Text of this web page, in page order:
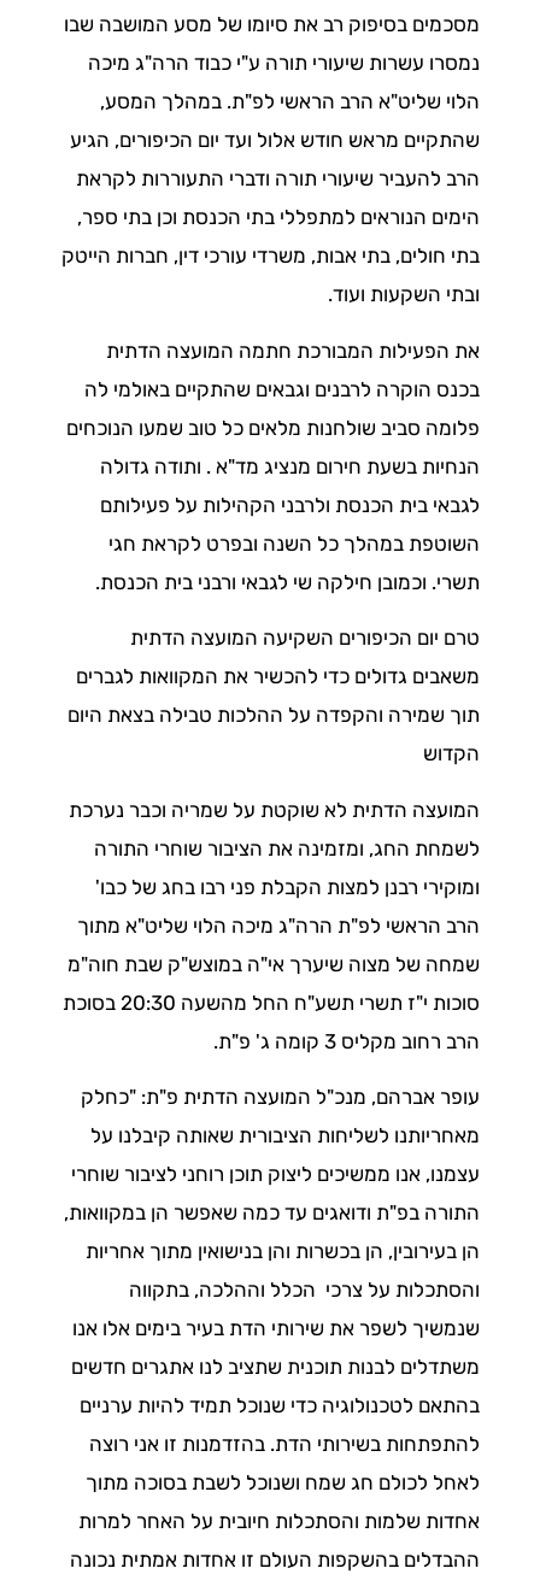
מסכמים בסיפוק רב את סיומו של מסע המושבה שבו
נמסרו עשרות שיעורי תורה ע"י כבוד הרה"ג מיכה
הלוי שליט"א הרב הראשי לפ"ת. במהלך המסע,
שהתקיים מראש חודש אלול ועד יום הכיפורים, הגיע
הרב להעביר שיעורי תורה ודברי התעוררות לקראת
הימים הנוראים למתפללי בתי הכנסת וכן בתי ספר,
בתי חולים, בתי אבות, משרדי עורכי דין, חברות הייטק
ובתי השקעות ועוד.
את הפעילות המבורכת חתמה המועצה הדתית
בכנס הוקרה לרבנים וגבאים שהתקיים באולמי לה
פלומה סביב שולחנות מלאים כל טוב שמעו הנוכחים
הנחיות בשעת חירום מנציג מד"א . ותודה גדולה
לגבאי בית הכנסת ולרבני הקהילות על פעילותם
השוטפת במהלך כל השנה ובפרט לקראת חגי
תשרי. וכמובן חילקה שי לגבאי ורבני בית הכנסת.
טרם יום הכיפורים השקיעה המועצה הדתית
משאבים גדולים כדי להכשיר את המקוואות לגברים
תוך שמירה והקפדה על ההלכות טבילה בצאת היום
הקדוש
המועצה הדתית לא שוקטת על שמריה וכבר נערכת
לשמחת החג, ומזמינה את הציבור שוחרי התורה
ומוקירי רבנן למצות הקבלת פני רבו בחג של כבו'
הרב הראשי לפ"ת הרה"ג מיכה הלוי שליט"א מתוך
שמחה של מצוה שיערך אי"ה במוצש"ק שבת חוה"מ
סוכות י"ז תשרי תשע"ח החל מהשעה 20:30 בסוכת
הרב רחוב מקליס 3 קומה ג' פ"ת.
עופר אברהם, מנכ"ל המועצה הדתית פ"ת: "כחלק
מאחריותנו לשליחות הציבורית שאותה קיבלנו על
עצמנו, אנו ממשיכים ליצוק תוכן רוחני לציבור שוחרי
התורה בפ"ת ודואגים עד כמה שאפשר הן במקוואות,
הן בעירובין, הן בכשרות והן בנישואין מתוך אחריות
והסתכלות על צרכי הכלל וההלכה, בתקווה
שנמשיך לשפר את שירותי הדת בעיר בימים אלו אנו
משתדלים לבנות תוכנית שתציב לנו אתגרים חדשים
בהתאם לטכנולוגיה כדי שנוכל תמיד להיות ערניים
להתפתחות בשירותי הדת. בהזדמנות זו אני רוצה
לאחל לכולם חג שמח ושנוכל לשבת בסוכה מתוך
אחדות שלמות והסתכלות חיובית על האחר למרות
ההבדלים בהשקפות העולם זו אחדות אמתית נכונה